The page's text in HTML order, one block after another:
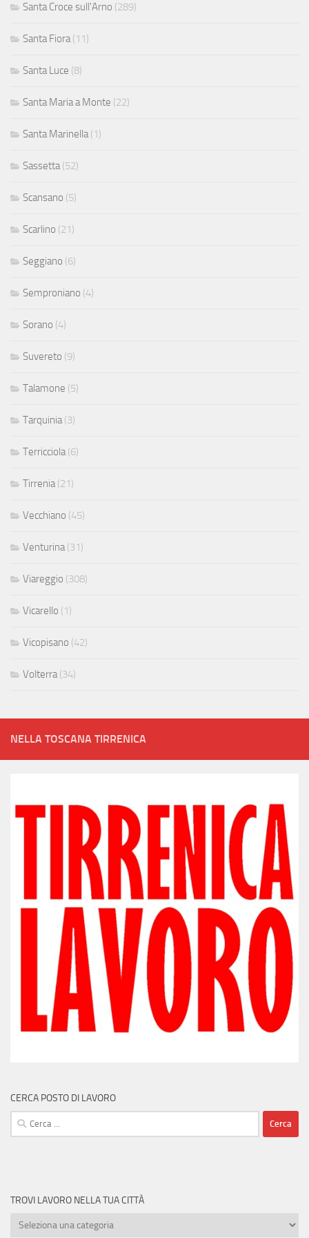
Santa Croce sull'Arno (289)
Santa Fiora (11)
Santa Luce (8)
Santa Maria a Monte (22)
Santa Marinella (1)
Sassetta (52)
Scansano (5)
Scarlino (21)
Seggiano (6)
Semproniano (4)
Sorano (4)
Suvereto (9)
Talamone (5)
Tarquinia (3)
Terricciola (6)
Tirrenia (21)
Vecchiano (45)
Venturina (31)
Viareggio (308)
Vicarello (1)
Vicopisano (42)
Volterra (34)
NELLA TOSCANA TIRRENICA
CERCA POSTO DI LAVORO
Ricerca
per:
TROVI LAVORO NELLA TUA CITTÀ
Trovi